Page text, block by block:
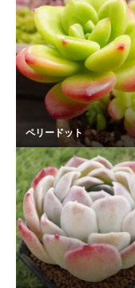
ペリードット